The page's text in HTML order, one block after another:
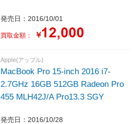
発売日：2016/10/01
買取金額： ￥
Apple(アップル)
MacBook Pro 15-inch 2016 i7-
2.7GHz 16GB 512GB Radeon Pro
455 MLH42J/A Pro13.3 SGY
発売日：2016/10/28